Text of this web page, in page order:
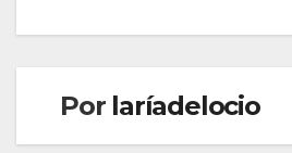
Por laríadelocio